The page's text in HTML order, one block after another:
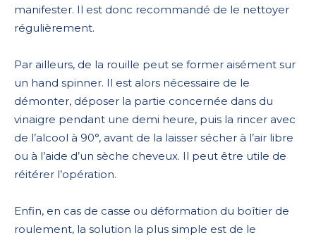
manifester. Il est donc recommandé de le nettoyer
régulièrement.
Par ailleurs, de la rouille peut se former aisément sur
un hand spinner. Il est alors nécessaire de le
démonter, déposer la partie concernée dans du
vinaigre pendant une demi heure, puis la rincer avec
de l’alcool à 90°, avant de la laisser sécher à l’air libre
ou à l’aide d’un sèche cheveux. Il peut être utile de
réitérer l’opération.
Enfin, en cas de casse ou déformation du boîtier de
roulement, la solution la plus simple est de le